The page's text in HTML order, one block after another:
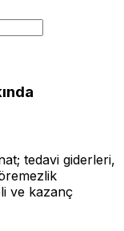
tedavi giderleri,
ve kazanç